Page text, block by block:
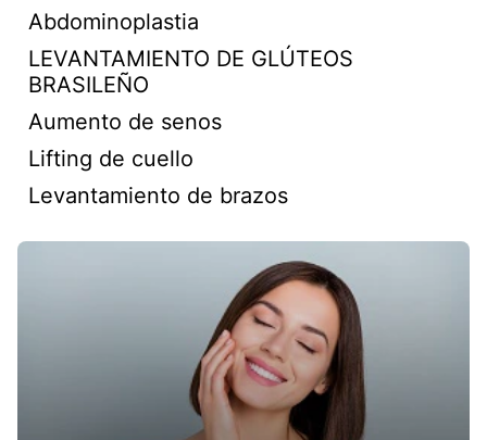
Abdominoplastia
LEVANTAMIENTO DE GLÚTEOS
BRASILEÑO
Aumento de senos
Lifting de cuello
Levantamiento de brazos